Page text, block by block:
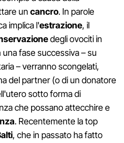
un cancro. In parole
implica l'estrazione, il
degli ovociti in
fase successiva – su
– verranno scongelati,
del partner (o di un donatore
sotto forma di
che possano attecchire e
. Recentemente la top
, che in passato ha fatto